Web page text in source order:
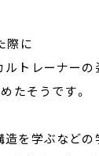
際に
トレーナーの
たそうです。
を学ぶなどの